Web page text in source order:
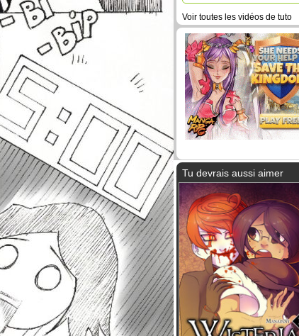
Voir toutes les vidéos de tuto
Tu devrais aussi aimer